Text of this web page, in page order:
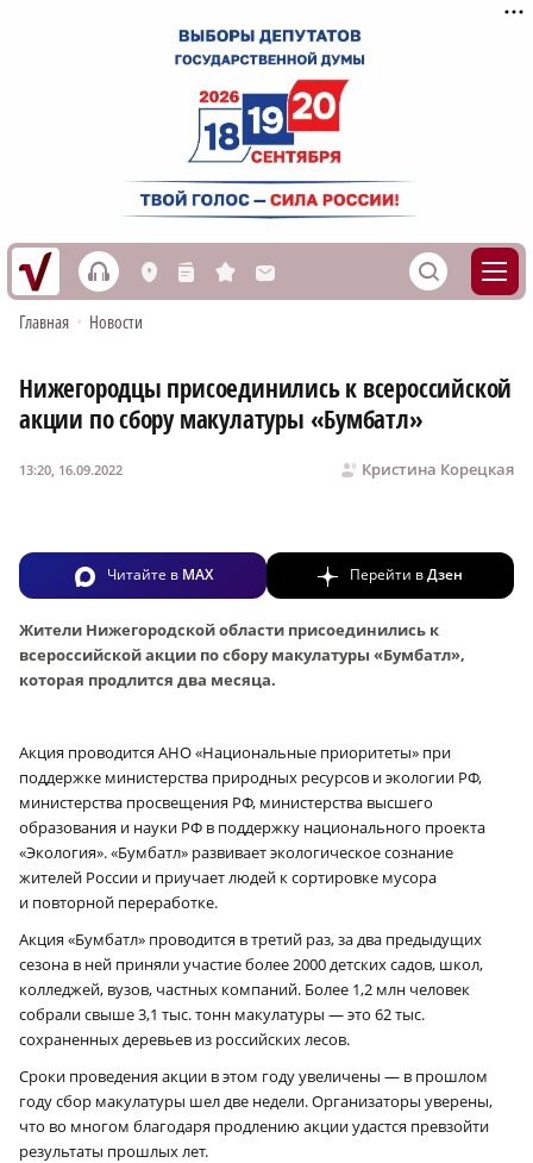
h L n s M S
Главная • Новости
Нижегородцы присоединились к всероссийской
акции по сбору макулатуры «Бумбатл»
Кристина Корецкая
13:20, 16.09.2022
Читайте в MAX Перейти вДзен
Жители Нижегородской области присоединились к
всероссийской акции по сбору макулатуры «Бумбатл»,
которая продлится два месяца.
Акция проводится АНО «Национальные приоритеты» при
поддержке министерства природных ресурсов и экологии РФ,
министерства просвещения РФ, министерства высшего
образования и науки РФ в поддержку национального проекта
«Экология». «Бумбатл» развивает экологическое сознание
жителей России и приучает людей к сортировке мусора
и повторной переработке.
Акция «Бумбатл» проводится в третий раз, за два предыдущих
сезона в ней приняли участие более 2000 детских садов, школ,
колледжей, вузов, частных компаний. Более 1,2 млн человек
собрали свыше 3,1 тыс. тонн макулатуры — это 62 тыс.
сохраненных деревьев из российских лесов.
Сроки проведения акции в этом году увеличены — в прошлом
году сбор макулатуры шел две недели. Организаторы уверены,
что во многом благодаря продлению акции удастся превзойти
результаты прошлых лет.